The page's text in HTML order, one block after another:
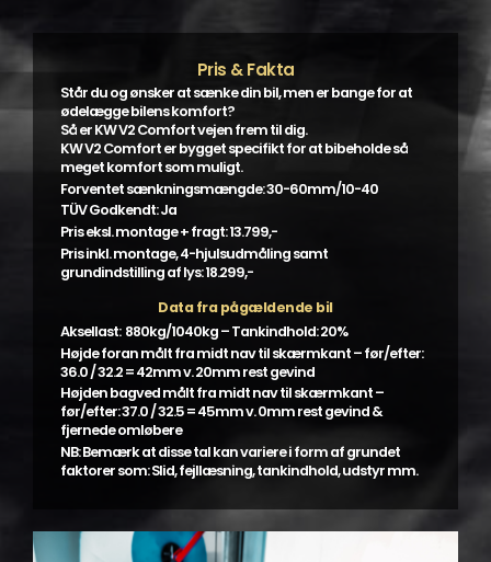
Pris & Fakta
Står du og ønsker at sænke din bil, men er bange for at
ødelægge bilens komfort?
Så er KW V2 Comfort vejen frem til dig.
KW V2 Comfort er bygget specifikt for at bibeholde så
meget komfort som muligt.
Forventet sænkningsmængde: 30-60mm/10-40
TÜV Godkendt: Ja
Pris eksl. montage + fragt: 13.799,-
Pris inkl. montage, 4-hjulsudmåling samt
grundindstilling af lys: 18.299,-
Data fra pågældende bil
Aksellast: 880kg/1040kg – Tankindhold: 20%
Højde foran målt fra midt nav til skærmkant – før/efter:
36.0 / 32.2 = 42mm v. 20mm rest gevind
Højden bagved målt fra midt nav til skærmkant –
før/efter: 37.0 / 32.5 = 45mm v. 0mm rest gevind &
fjernede omløbere
NB: Bemærk at disse tal kan variere i form af grundet
faktorer som: Slid, fejllæsning, tankindhold, udstyr mm.